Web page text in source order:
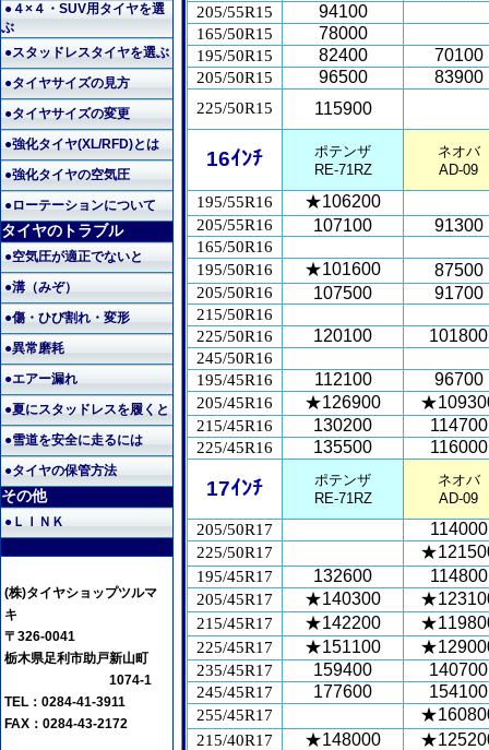
●４×４・SUV用タイヤを選
ぶ
●スタッドレスタイヤを選ぶ
●タイヤサイズの見方
●タイヤサイズの変更
●強化タイヤ(XL/RFD)とは
●強化タイヤの空気圧
●ローテーションについて
タイヤのトラブル
●空気圧が適正でないと
●溝（みぞ）
●傷・ひび割れ・変形
●異常磨耗
●エアー漏れ
●夏にスタッドレスを履くと
●雪道を安全に走るには
●タイヤの保管方法
その他
●ＬＩＮＫ
(株)タイヤショップツルマ
キ
〒326-0041
栃木県足利市助戸新山町
1074-1
TEL：0284-41-3911
FAX：0284-43-2172
205/55R15 94100
165/50R15 78000
195/50R15 82400 70100
205/50R15 96500 83900
225/50R15 115900
16ｲﾝﾁ
ポテンザ
RE-71RZ
ネオバ
AD-09
195/55R16 ★106200
205/55R16 107100 91300
165/50R16
195/50R16
★101600 87500
205/50R16 107500 91700
215/50R16
225/50R16
120100 101800
245/50R16
195/45R16
112100 96700
205/45R16 ★126900
215/45R16 130200 114700
225/45R16 135500 116000
17ｲﾝﾁ
ポテンザ
RE-71RZ
ネオバ
AD-09
205/50R17 114000
225/50R17
195/45R17 132600 114800
205/45R17 ★140300
215/45R17 ★142200
225/45R17 ★151100
235/45R17 159400 140700
245/45R17 177600 154100
255/45R17
215/40R17 ★148000